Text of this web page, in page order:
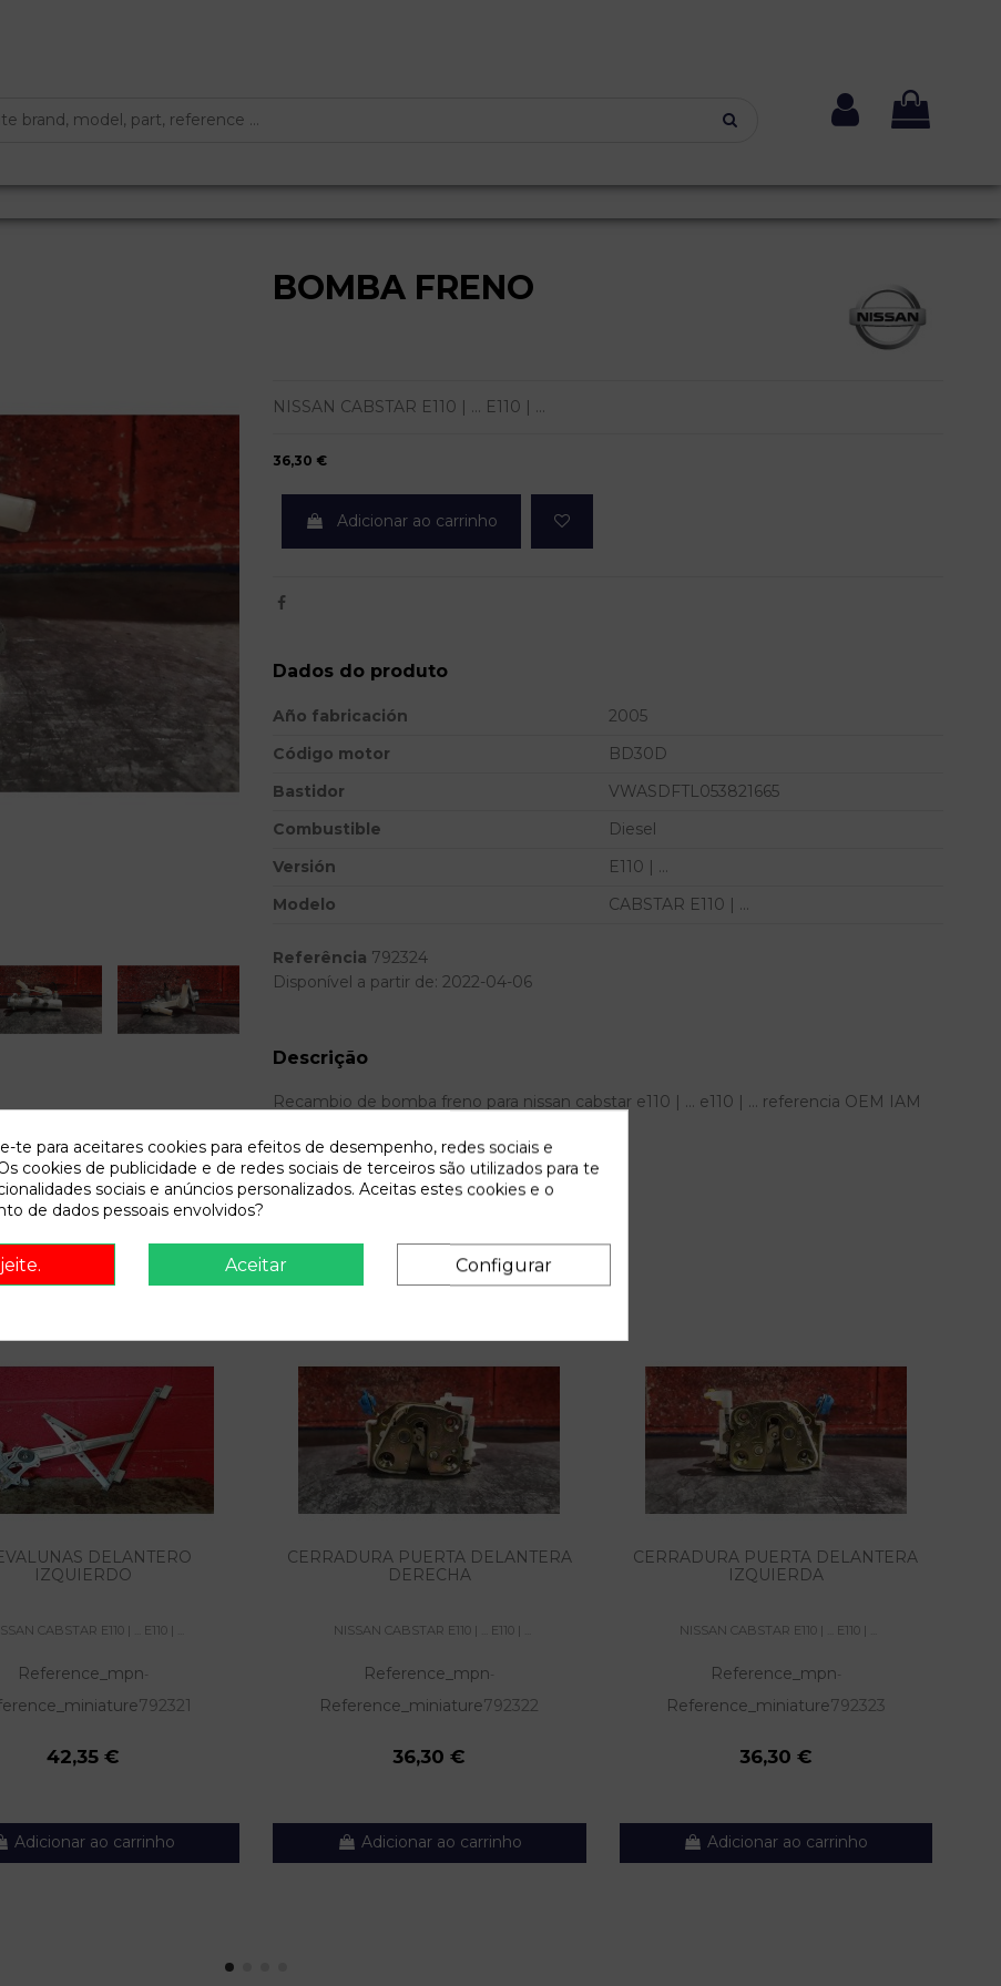
BOMBA FRENO
NISSAN CABSTAR E110 | ... E110 | ...
36,30 €
Adicionar ao carrinho
Dados do produto
Año fabricación
2005
Código motor
BD30D
Bastidor
VWASDFTL053821665
Combustible
Diesel
Versión
E110 | ...
Modelo
CABSTAR E110 | ...
Referência 792324
Disponível a partir de: 2022-04-06
Descrição
Recambio de bomba freno para nissan cabstar e110 | ... e110 | ... referencia OEM IAM
DELANTERO
IZQUIERDO
CABSTAR E110 | ... E110 | ...
Reference_mpn-
792321
42,35 €
Adicionar ao carrinho
CERRADURA PUERTA DELANTERA
DERECHA
NISSAN CABSTAR E110 | ... E110 | ...
Reference_mpn-
Reference_miniature792322
36,30 €
Adicionar ao carrinho
CERRADURA PUERTA DELANTERA
IZQUIERDA
NISSAN CABSTAR E110 | ... E110 | ...
Reference_mpn-
Reference_miniature792323
36,30 €
Adicionar ao carrinho
te para aceitares cookies para efeitos de desempenho, redes sociais e
cookies de publicidade e de redes sociais de terceiros são utilizados para te
sociais e anúncios personalizados. Aceitas estes cookies e o
de dados pessoais envolvidos?
Aceitar Configurar